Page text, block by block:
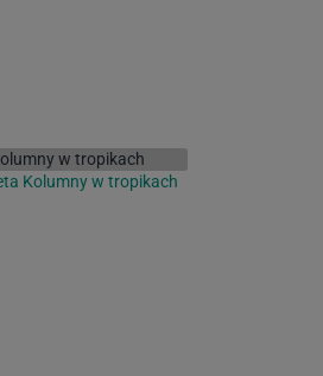
Kolumny w tropikach